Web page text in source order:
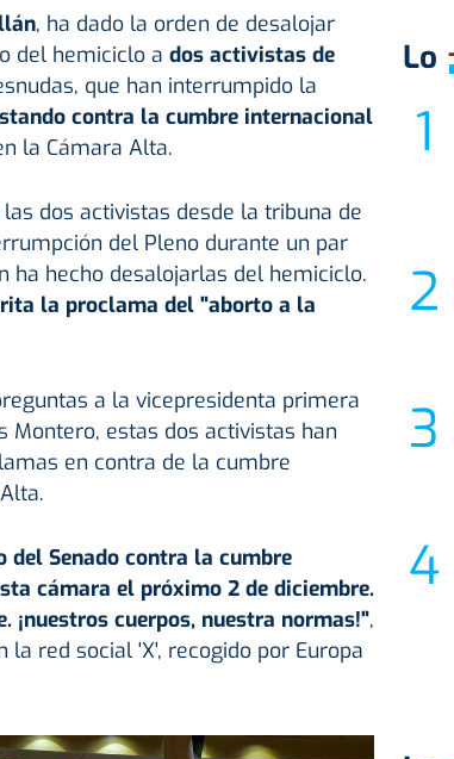
, ha dado la orden de desalojar
del hemiciclo a dos activistas de
que han interrumpido la
contra la cumbre internacional
la Cámara Alta.
dos activistas desde la tribuna de
del Pleno durante un par
hecho desalojarlas del hemiciclo.
la proclama del "aborto a la
a la vicepresidenta primera
Montero, estas dos activistas han
en contra de la cumbre
del Senado contra la cumbre
cámara el próximo 2 de diciembre.
¡nuestros cuerpos, nuestra normas!",
red social 'X', recogido por Europa
Lo